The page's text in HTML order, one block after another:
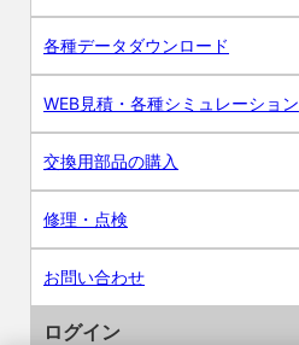
各種データダウンロード
WEB見積・各種シミュレーション
交換用部品の購入
修理・点検
お問い合わせ
ログイン